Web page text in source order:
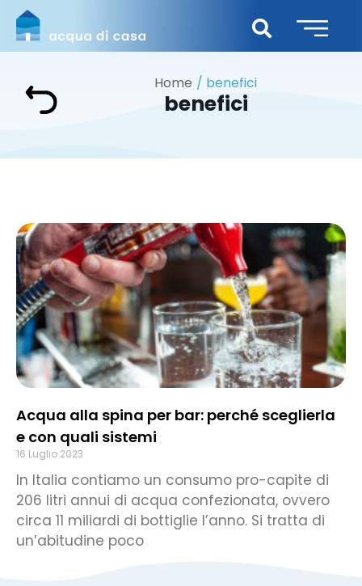
Home benefici
benefici
Acqua alla spina per bar: perché sceglierla
e con quali sistemi
16 Luglio 2023
In Italia contiamo un consumo pro-capite di
206 litri annui di acqua confezionata, ovvero
circa 11 miliardi di bottiglie l’anno. Si tratta di
un’abitudine poco